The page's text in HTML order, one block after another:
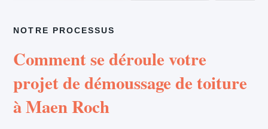
NOTRE PROCESSUS
Comment se déroule votre
projet de démoussage de toiture
à Maen Roch